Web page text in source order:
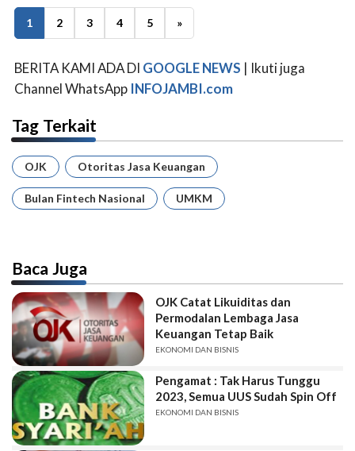
1 2 3 4 5 »
BERITA KAMI ADA DI GOOGLE NEWS | Ikuti juga
Channel WhatsApp INFOJAMBI.com
Tag Terkait
OJK Otoritas Jasa Keuangan
Bulan Fintech Nasional UMKM
Baca Juga
OJK Catat Likuiditas dan
Permodalan Lembaga Jasa
Keuangan Tetap Baik
EKONOMI DAN BISNIS
Pengamat : Tak Harus Tunggu
2023, Semua UUS Sudah Spin Off
EKONOMI DAN BISNIS